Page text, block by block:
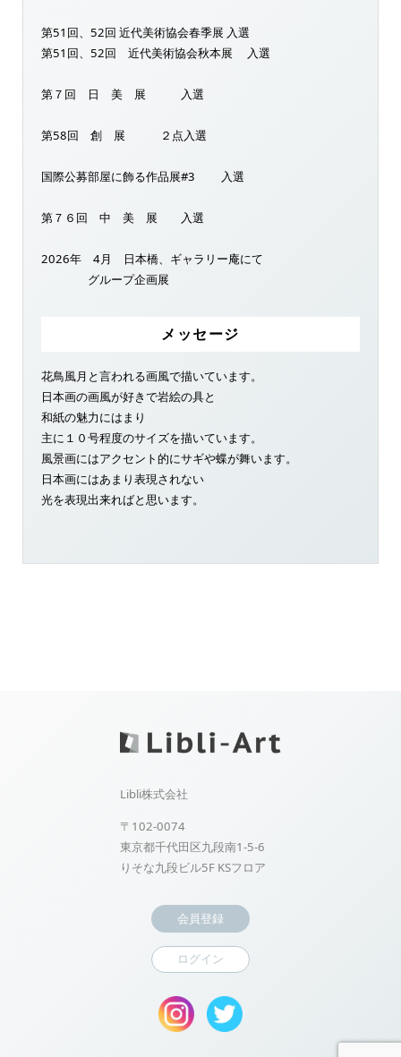
第51回、52回 近代美術協会春季展 入選
第51回、52回 近代美術協会秋本展 入選
第７回 日 美 展 入選
第58回 創 展 ２点入選
国際公募部屋に飾る作品展#3 入選
第７６回 中 美 展 入選
2026年 4月 日本橋、ギャラリー庵にて
グループ企画展
メッセージ
花鳥風月と言われる画風で描いています。
日本画の画風が好きで岩絵の具と
和紙の魅力にはまり
主に１０号程度のサイズを描いています。
風景画にはアクセント的にサギや蝶が舞います。
日本画にはあまり表現されない
光を表現出来ればと思います。
Libli株式会社
〒102-0074
東京都千代田区九段南1-5-6
りそな九段ビル5F KSフロア
会員登録
ログイン